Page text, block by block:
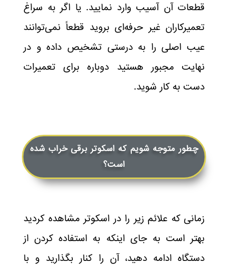
قطعات آن آسیب وارد نمایید. یا اگر به سراغ
تعمیرکاران غیر حرفه‌ای بروید قطعاً نمی‌توانند
عیب اصلی را به درستی تشخیص داده و در
نهایت مجبور هستید دوباره برای تعمیرات
دست به کار شوید.
چطور متوجه شویم که اسکوتر برقی خراب شده
است؟
زمانی که علائم زیر را در اسکوتر مشاهده کردید
بهتر است به جای اینکه به استفاده کردن از
دستگاه ادامه دهید، آن را کنار بگذارید و با